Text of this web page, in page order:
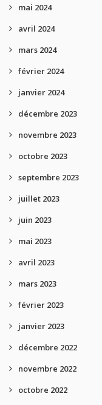
mai 2024
avril 2024
mars 2024
février 2024
janvier 2024
décembre 2023
novembre 2023
octobre 2023
septembre 2023
juillet 2023
juin 2023
mai 2023
avril 2023
mars 2023
février 2023
janvier 2023
décembre 2022
novembre 2022
octobre 2022